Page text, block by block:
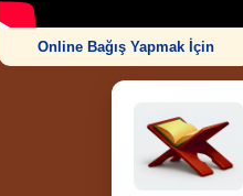
Online Bağış Yapmak İçin
Ziyaretçi Sayısı